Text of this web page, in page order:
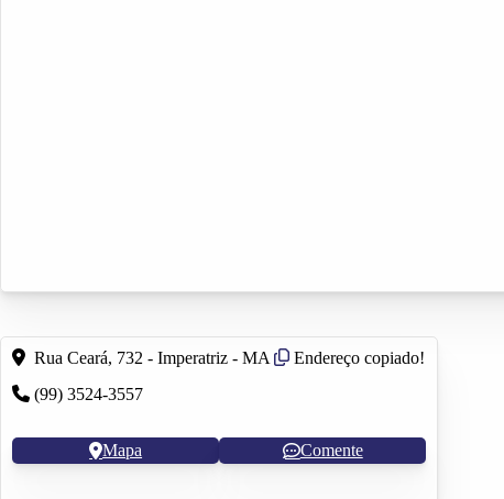
Rua Ceará, 732 - Imperatriz - MA
Endereço copiado!
(99) 3524-3557
Mapa Comente